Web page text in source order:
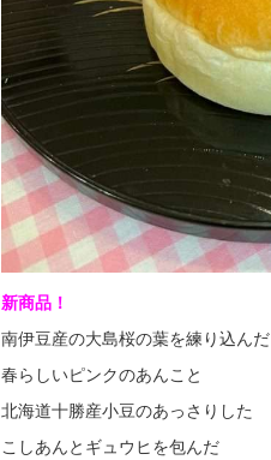
新商品！
南伊豆産の大島桜の葉を練り込んだ
春らしいピンクのあんこと
北海道十勝産小豆のあっさりした
こしあんとギュウヒを包んだ